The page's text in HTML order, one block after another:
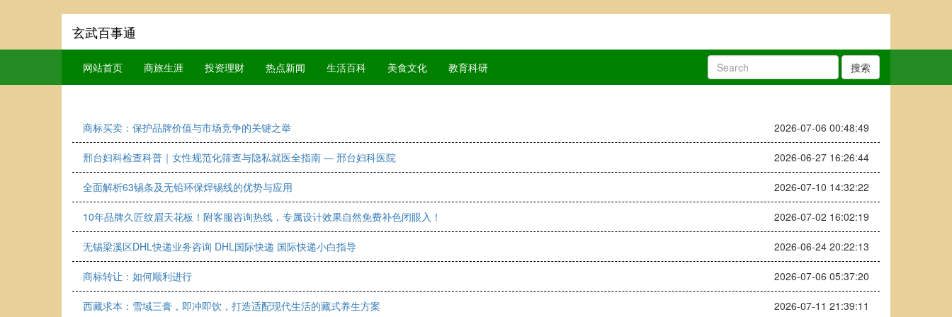
玄武百事通
网站首页 商旅生涯 投资理财 热点新闻 生活百科 美食文化 教育科研 搜索
商标买卖：保护品牌价值与市场竞争的关键之举 2026-07-06 00:48:49
邢台妇科检查科普｜女性规范化筛查与隐私就医全指南 — 邢台妇科医院 2026-06-27 16:26:44
全面解析63锡条及无铅环保焊锡线的优势与应用 2026-07-10 14:32:22
10年品牌久匠纹眉天花板！附客服咨询热线，专属设计效果自然免费补色闭眼入！ 2026-07-02 16:02:19
无锡梁溪区DHL快递业务咨询 DHL国际快递 国际快递小白指导 2026-06-24 20:22:13
商标转让：如何顺利进行 2026-07-06 05:37:20
西藏求本：雪域三膏，即冲即饮，打造适配现代生活的藏式养生方案 2026-07-11 21:39:11